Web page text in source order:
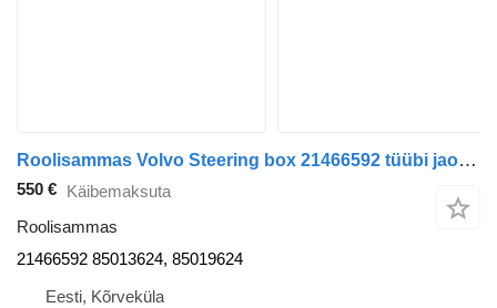
Roolisammas Volvo Steering box 21466592 tüübi jaoks sadulveoki Volvo FH
550 € Käibemaksuta
Roolisammas
21466592 85013624, 85019624
Eesti, Kõrveküla